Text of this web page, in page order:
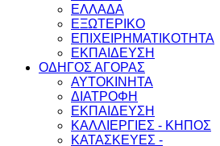
ΕΛΛΑΔΑ
ΕΞΩΤΕΡΙΚΟ
ΕΠΙΧΕΙΡΗΜΑΤΙΚΟΤΗΤΑ
ΕΚΠΑΙΔΕΥΣΗ
ΟΔΗΓΟΣ ΑΓΟΡΑΣ
ΑΥΤΟΚΙΝΗΤΑ
ΔΙΑΤΡΟΦΗ
ΕΚΠΑΙΔΕΥΣΗ
ΚΑΛΛΙΕΡΓΙΕΣ - ΚΗΠΟΣ
ΚΑΤΑΣΚΕΥΕΣ -